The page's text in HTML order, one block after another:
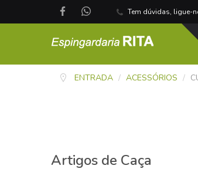
Tem dúvidas, ligue-
ENTRADA / ACESSÓRIOS /
Artigos de Caça